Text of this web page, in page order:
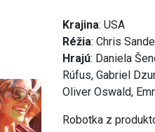
Krajina: USA
Réžia: Chris
Hrajú: Daniela
Rúfus, Gabriel
Oliver Oswald,
Robotka z